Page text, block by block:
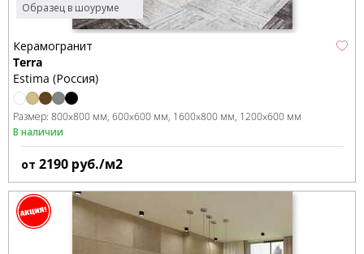
Образец в шоуруме
Керамогранит
Terra
Estima (Россия)
Размер: 800x800 мм 600x600 мм 1600x800 мм 1200x600 мм
В наличии
от 2190 руб./м2